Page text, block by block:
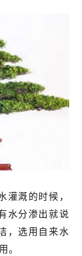
灌溉的时候，
水分渗出就说
，选用自来水
。